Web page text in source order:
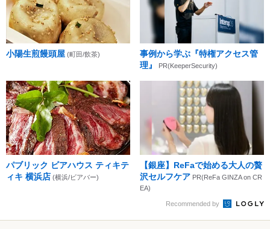
小陽生煎饅頭屋 (町田/飲茶)
事例から学ぶ『特権アクセス管
理』
PR(KeeperSecurity)
パブリック ビアハウス ティキテ
ィキ 横浜店 (横浜/ビアバー)
【銀座】ReFaで始める大人の贅
沢セルフケア PR(ReFa GINZA on CR
EA)
Recommended by